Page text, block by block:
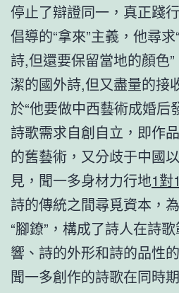
停止了辯證同一，真正踐
倡導的“拿來”主義，他尋
詩,但還要保留當地的顏色
潔的國外詩,但又盡量的接
於“他要做中西藝術成婚后
詩歌需求自創自立，即作
的舊藝術，又分歧于中國
見，聞一多身材力行地1對
詩的傳統之間尋覓資本，
“腳鐐”，構成了詩人在詩
響、詩的外形和詩的品性
聞一多創作的詩歌在同時